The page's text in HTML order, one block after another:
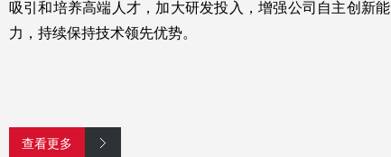
吸引和培养高端人才，加大研发投入，增强公司自主创新能
力，持续保持技术领先优势。
查看更多